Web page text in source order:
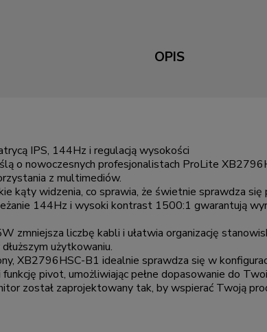
OPIS
IPS, 144Hz i regulacją wysokości
o nowoczesnych profesjonalistach ProLite
z multimediów.
kąty widzenia, co sprawia, że świetnie sprawdza
144Hz i wysoki kontrast 1500:1 gwarantują
zmniejsza liczbę kabli i ułatwia organizację
użytkowaniu.
XB2796HSC-B1 idealnie sprawdza się w
pivot, umożliwiając pełne dopasowanie do
został zaprojektowany tak, by wspierać Twoją